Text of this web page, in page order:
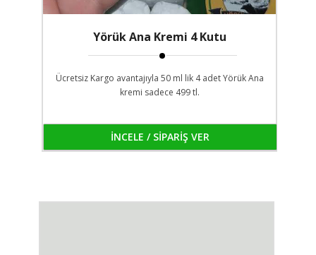
Yörük Ana Kremi 4 Kutu
Ücretsiz Kargo avantajıyla 50 ml lik 4 adet Yörük Ana
kremi sadece 499 tl.
İNCELE / SİPARİŞ VER